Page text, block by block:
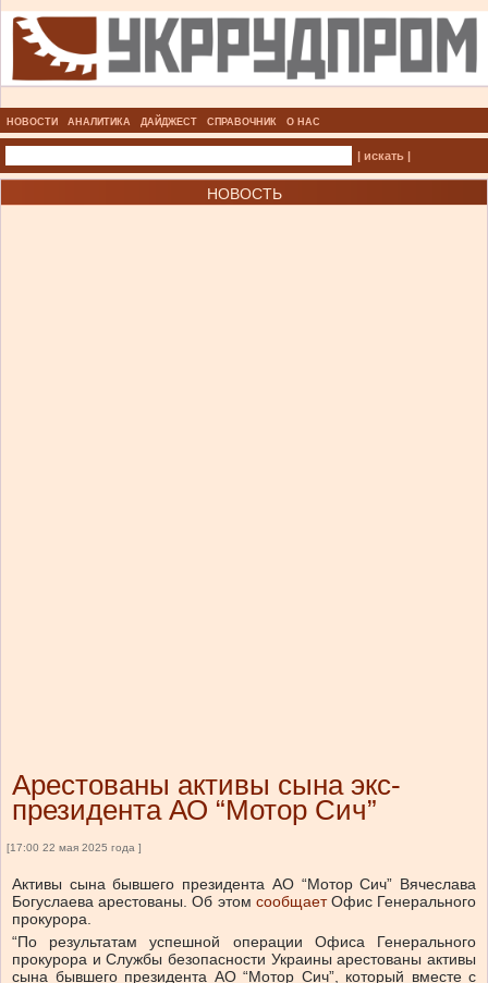
НОВОСТИ АНАЛИТИКА ДАЙДЖЕСТ СПРАВОЧНИК О НАС
| искать |
НОВОСТЬ
Арестованы активы сына экс-
президента АО “Мотор Сич”
[17:00 22 мая 2025 года ]
Активы сына бывшего президента АО “Мотор Сич” Вячеслава
Богуслаева арестованы. Об этом сообщает Офис Генерального
прокурора.
“По результатам успешной операции Офиса Генерального
прокурора и Службы безопасности Украины арестованы активы
сына бывшего президента АО “Мотор Сич”, который вместе с